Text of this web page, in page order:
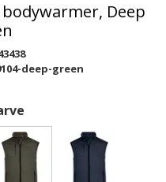
bodywarmer, Deep
deep-green